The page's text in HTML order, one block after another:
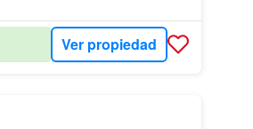
Ver propiedad